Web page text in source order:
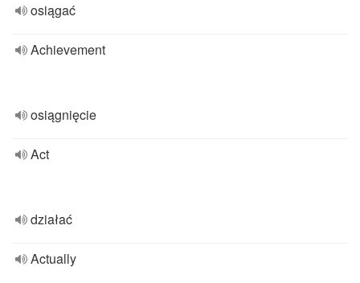
osiągać
Achievement
osiągnięcie
Act
działać
Actually